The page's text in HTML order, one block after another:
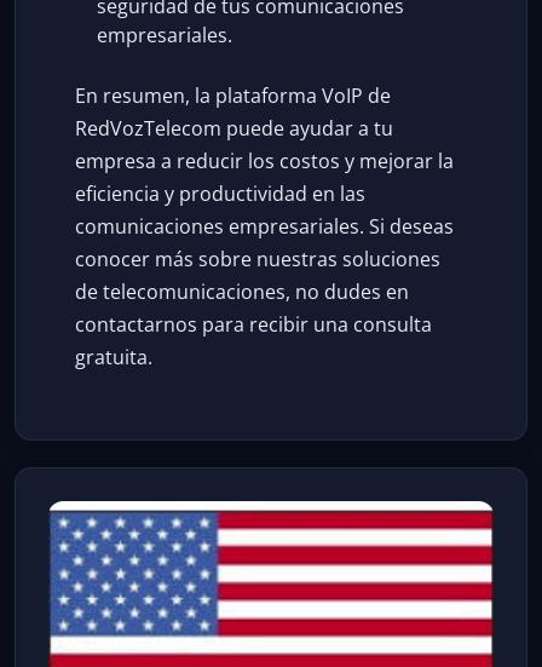
seguridad de tus comunicaciones
empresariales.
En resumen, la plataforma VoIP de
RedVozTelecom puede ayudar a tu
empresa a reducir los costos y mejorar la
eficiencia y productividad en las
comunicaciones empresariales. Si deseas
conocer más sobre nuestras soluciones
de telecomunicaciones, no dudes en
contactarnos para recibir una consulta
gratuita.